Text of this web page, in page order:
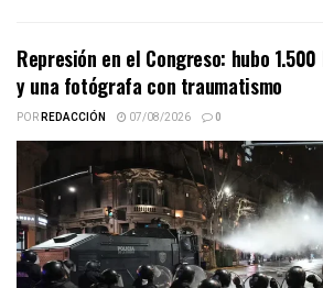
Represión en el Congreso: hubo
y una fotógrafa con traumatismo
PORREDACCIÓN 07/08/2026 0